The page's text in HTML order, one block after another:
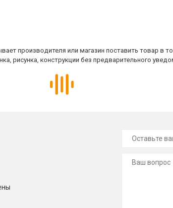
производителя или магазин поставить товар в
рисунка, конструкции без предварительного